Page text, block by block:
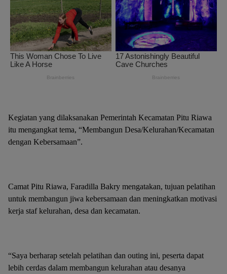
Kegiatan yang dilaksanakan Pemerintah Kecamatan Pitu Riawa
itu mengangkat tema, “Membangun Desa/Kelurahan/Kecamatan
dengan Kebersamaan”.
Camat Pitu Riawa, Faradilla Bakry mengatakan, tujuan pelatihan
untuk membangun jiwa kebersamaan dan meningkatkan motivasi
kerja staf kelurahan, desa dan kecamatan.
“Saya berharap setelah pelatihan dan outing ini, peserta dapat
lebih cerdas dalam membangun kelurahan atau desanya